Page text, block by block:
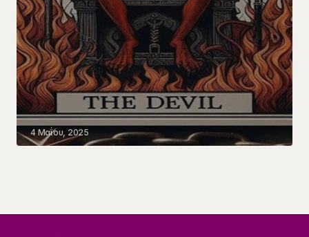
4 Μαΐου, 2025